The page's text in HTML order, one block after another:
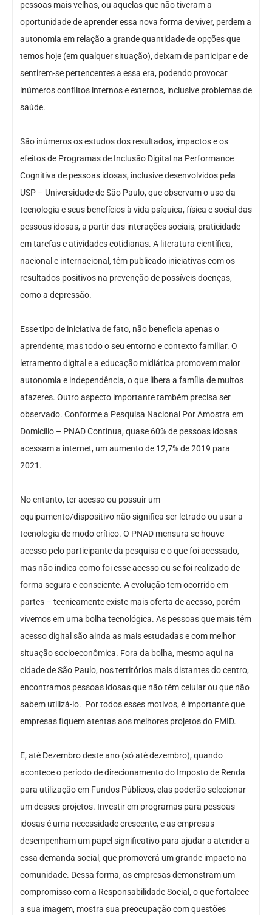
pessoas mais velhas, ou aquelas que não tiveram a
oportunidade de aprender essa nova forma de viver, perdem a
autonomia em relação a grande quantidade de opções que
temos hoje (em qualquer situação), deixam de participar e de
sentirem-se pertencentes a essa era, podendo provocar
inúmeros conflitos internos e externos, inclusive problemas de
saúde.
São inúmeros os estudos dos resultados, impactos e os
efeitos de Programas de Inclusão Digital na Performance
Cognitiva de pessoas idosas, inclusive desenvolvidos pela
USP – Universidade de São Paulo, que observam o uso da
tecnologia e seus benefícios à vida psíquica, física e social das
pessoas idosas, a partir das interações sociais, praticidade
em tarefas e atividades cotidianas. A literatura científica,
nacional e internacional, têm publicado iniciativas com os
resultados positivos na prevenção de possíveis doenças,
como a depressão.
Esse tipo de iniciativa de fato, não beneficia apenas o
aprendente, mas todo o seu entorno e contexto familiar. O
letramento digital e a educação midiática promovem maior
autonomia e independência, o que libera a família de muitos
afazeres. Outro aspecto importante também precisa ser
observado. Conforme a Pesquisa Nacional Por Amostra em
Domicílio – PNAD Contínua, quase 60% de pessoas idosas
acessam a internet, um aumento de 12,7% de 2019 para
2021.
No entanto, ter acesso ou possuir um
equipamento/dispositivo não significa ser letrado ou usar a
tecnologia de modo crítico. O PNAD mensura se houve
acesso pelo participante da pesquisa e o que foi acessado,
mas não indica como foi esse acesso ou se foi realizado de
forma segura e consciente. A evolução tem ocorrido em
partes – tecnicamente existe mais oferta de acesso, porém
vivemos em uma bolha tecnológica. As pessoas que mais têm
acesso digital são ainda as mais estudadas e com melhor
situação socioeconômica. Fora da bolha, mesmo aqui na
cidade de São Paulo, nos territórios mais distantes do centro,
encontramos pessoas idosas que não têm celular ou que não
sabem utilizá-lo. Por todos esses motivos, é importante que
empresas fiquem atentas aos melhores projetos do FMID.
E, até Dezembro deste ano (só até dezembro), quando
acontece o período de direcionamento do Imposto de Renda
para utilização em Fundos Públicos, elas poderão selecionar
um desses projetos. Investir em programas para pessoas
idosas é uma necessidade crescente, e as empresas
desempenham um papel significativo para ajudar a atender a
essa demanda social, que promoverá um grande impacto na
comunidade. Dessa forma, as empresas demonstram um
compromisso com a Responsabilidade Social, o que fortalece
a sua imagem, mostra sua preocupação com questões